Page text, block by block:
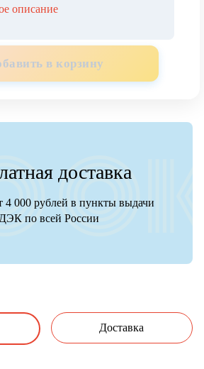
описание
в корзину
доставка
4 000 рублей в пункты выдачи
по всей России
Доставка